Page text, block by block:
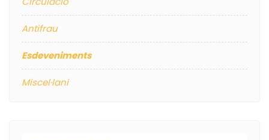
Antifrau
Esdeveniments
Miscel·lani